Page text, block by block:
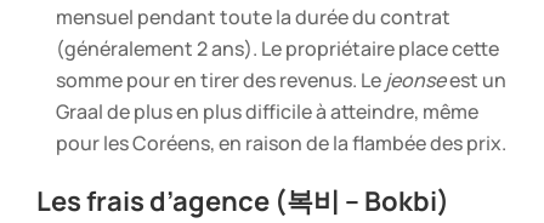
mensuel pendant toute la durée du contrat
(généralement 2 ans). Le propriétaire place cette
somme pour en tirer des revenus. Lejeonseest un
Graal de plus en plus difficile à atteindre, même
pour les Coréens, en raison de la flambée des prix.
Les frais d’agence (복비 – Bokbi)